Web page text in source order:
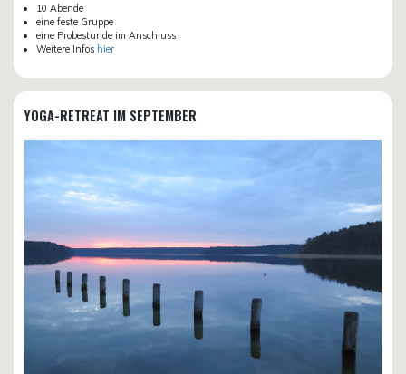
10 Abende
eine feste Gruppe
eine Probestunde im Anschluss
Weitere Infos hier
YOGA-RETREAT IM SEPTEMBER